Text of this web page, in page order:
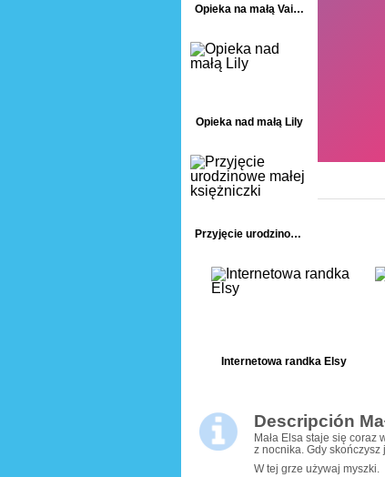
Opieka na małą Vaianą
Opieka nad małą Lily
Przyjęcie urodzinowe małej księżniczki
Internetowa randka Elsy
Descripción
Mała Elsa staje się coraz
z nocnika. Gdy skończysz
W tej grze używaj myszki.